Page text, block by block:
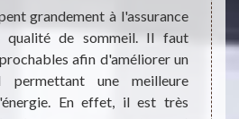
grandement à l'assurance
qualité de sommeil. Il faut
afin d'améliorer un
permettant une meilleure
En effet, il est très
par